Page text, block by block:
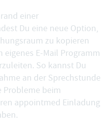
einer
Du eine neue Option,
zu kopieren
eigenes E-Mail Programm
So kannst Du
an der Sprechstunde
Probleme beim
appointmed Einladung